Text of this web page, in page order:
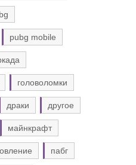
pubg mobile
головоломки
драки другое
майнкрафт
пабг